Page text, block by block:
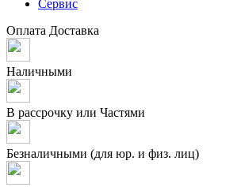
Сервис
Оплата Доставка
Наличными
В рассрочку или Частями
Безналичными (для юр. и физ. лиц)